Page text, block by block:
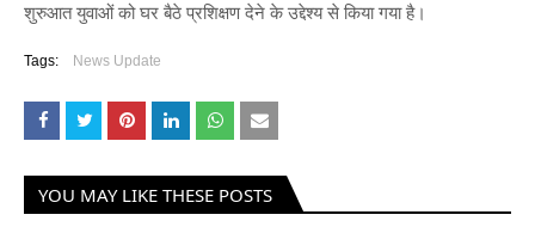
शुरुआत युवाओं को घर बैठे प्रशिक्षण देने के उद्देश्‍य से किया गया है।
Tags: News Update
YOU MAY LIKE THESE POSTS